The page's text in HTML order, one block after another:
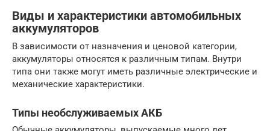
Виды и характеристики автомобильных
аккумуляторов
В зависимости от назначения и ценовой категории,
аккумуляторы относятся к различным типам. Внутри
типа они также могут иметь различные электрические и
механические характеристики.
Типы необслуживаемых АКБ